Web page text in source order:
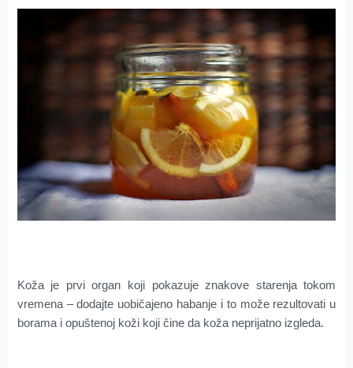
Koža je prvi organ koji pokazuje znakove starenja tokom
vremena – dodajte uobičajeno habanje i to može rezultovati u
borama i opuštenoj koži koji čine da koža neprijatno izgleda.